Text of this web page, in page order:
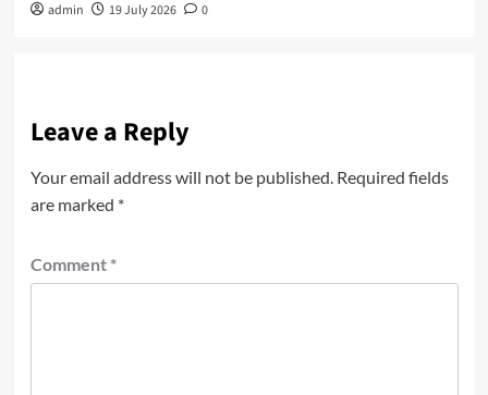
admin 19 July 2026 0
Leave a Reply
Your email address will not be published. Required fields
are marked *
Comment *